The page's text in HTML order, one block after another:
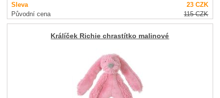
Sleva 23CZK
Původní cena
115CZK
Králíček Richie chrastítko malinové